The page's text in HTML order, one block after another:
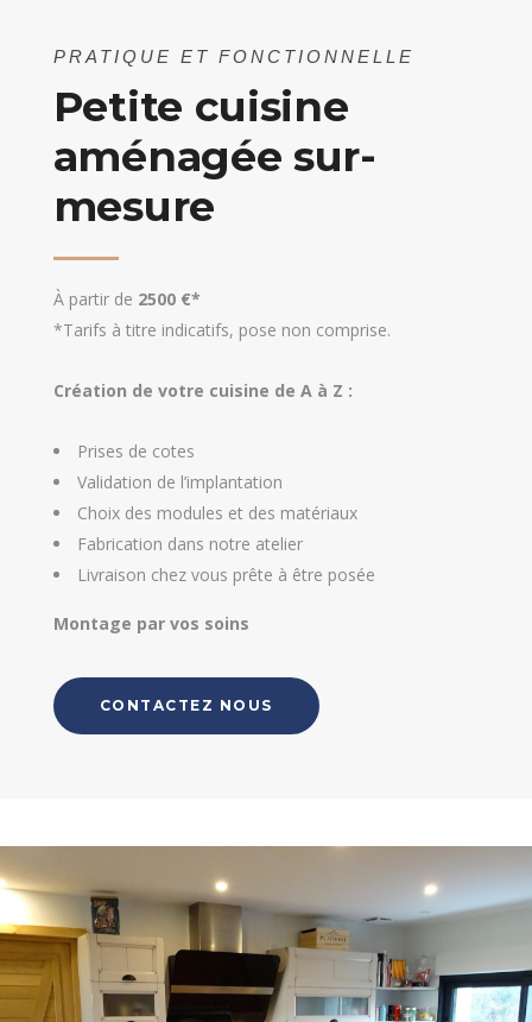
PRATIQUE ET FONCTIONNELLE
Petite cuisine
aménagée sur-
mesure
À partir de 2500 €*
*Tarifs à titre indicatifs, pose non comprise.
Création de votre cuisine de A à Z :
Prises de cotes
Validation de l’implantation
Choix des modules et des matériaux
Fabrication dans notre atelier
Livraison chez vous prête à être posée
Montage par vos soins
CONTACTEZ NOUS